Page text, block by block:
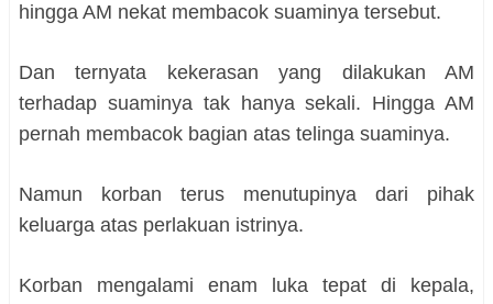
hingga AM nekat membacok suaminya tersebut.
Dan ternyata kekerasan yang dilakukan AM
terhadap suaminya tak hanya sekali. Hingga AM
pernah membacok bagian atas telinga suaminya.
Namun korban terus menutupinya dari pihak
keluarga atas perlakuan istrinya.
Korban mengalami enam luka tepat di kepala,